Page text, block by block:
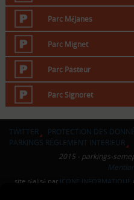
Parc Méjanes
Parc Mignet
Parc Pasteur
Parc Signoret
TWITTER PROTECTION DES
PARKINGS RÉGLEMENT INTERIEUR
2015 - parkings-
site réalisé par ICONE INFORMATIQUE